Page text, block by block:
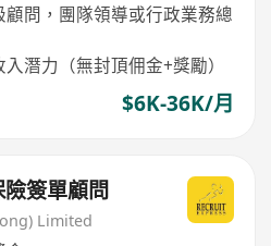
問，團隊領導或行政業務總
潛力（無封頂佣金+獎勵）
$6K-36K/月
簽單顧問
Limited